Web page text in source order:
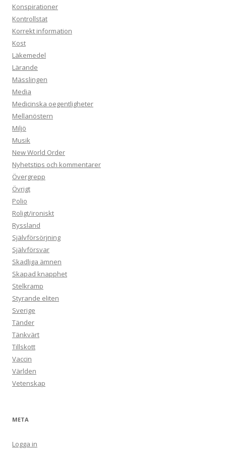
Konspirationer
Kontrollstat
Korrekt information
Kost
Läkemedel
Lärande
Mässlingen
Media
Medicinska oegentligheter
Mellanöstern
Miljö
Musik
New World Order
Nyhetstips och kommentarer
Övergrepp
Övrigt
Polio
Roligt/ironiskt
Ryssland
Självförsörjning
Självförsvar
Skadliga ämnen
Skapad knapphet
Stelkramp
Styrande eliten
Sverige
Tänder
Tänkvärt
Tillskott
Vaccin
Världen
Vetenskap
META
Logga in